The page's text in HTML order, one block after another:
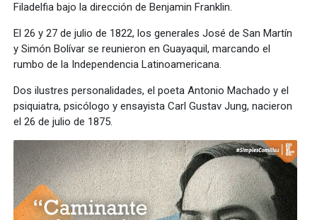
Filadelfia bajo la dirección de Benjamin Franklin.
El 26 y 27 de julio de 1822, los generales José de San Martín
y Simón Bolívar se reunieron en Guayaquil, marcando el
rumbo de la Independencia Latinoamericana.
Dos ilustres personalidades, el poeta Antonio Machado y el
psiquiatra, psicólogo y ensayista Carl Gustav Jung, nacieron
el 26 de julio de 1875.